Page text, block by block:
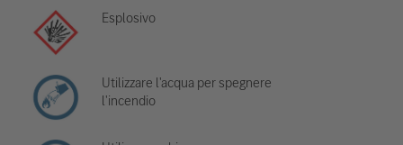
Esplosivo
Utilizzare l'acqua per spegnere
l'incendio